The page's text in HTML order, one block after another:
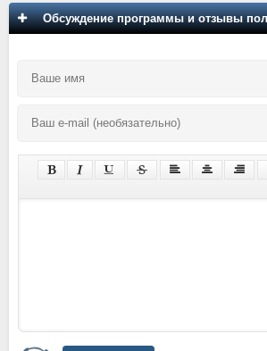
Обсуждение программы и отзывы